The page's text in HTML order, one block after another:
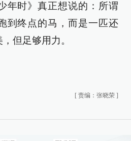
年时》真正想说的：所谓
到终点的马，而是一匹还
但足够用力。
[ 责编：张晓荣 ]